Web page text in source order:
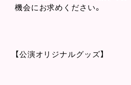
機会にお求めください。
【公演オリジナルグッズ】